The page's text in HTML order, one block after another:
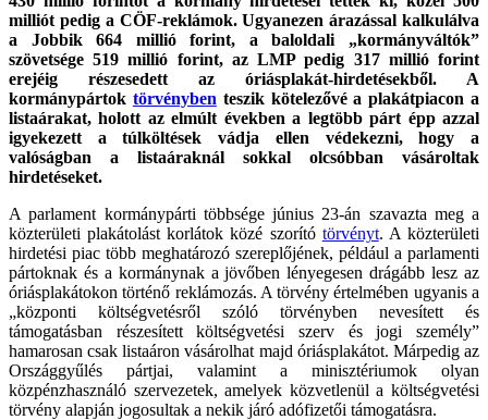
milliót pedig a CÖF-reklámok. Ugyanezen árazással kalkulálva
a Jobbik 664 millió forint, a baloldali „kormányváltók”
szövetsége 519 millió forint, az LMP pedig 317 millió forint
erejéig részesedett az óriásplakát-hirdetésekből. A
kormánypártok törvényben teszik kötelezővé a plakátpiacon a
listaárakat, holott az elmúlt években a legtöbb párt épp azzal
igyekezett a túlköltések vádja ellen védekezni, hogy a
valóságban a listaáraknál sokkal olcsóbban vásároltak
hirdetéseket.
A parlament kormánypárti többsége június 23-án szavazta meg a
közterületi plakátolást korlátok közé szorító törvényt. A közterületi
hirdetési piac több meghatározó szereplőjének, például a parlamenti
pártoknak és a kormánynak a jövőben lényegesen drágább lesz az
óriásplakátokon történő reklámozás. A törvény értelmében ugyanis a
„központi költségvetésről szóló törvényben nevesített és
támogatásban részesített költségvetési szerv és jogi személy”
hamarosan csak listaáron vásárolhat majd óriásplakátot. Márpedig az
Országgyűlés pártjai, valamint a minisztériumok olyan
közpénzhasználó szervezetek, amelyek közvetlenül a költségvetési
törvény alapján jogosultak a nekik járó adófizetői támogatásra.